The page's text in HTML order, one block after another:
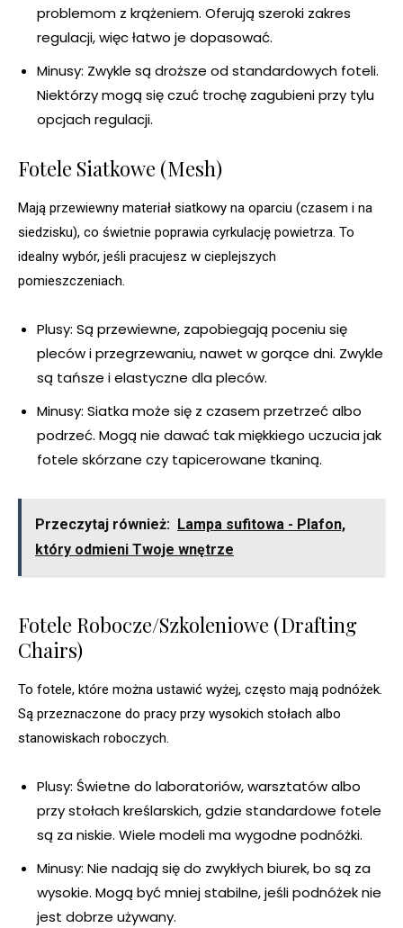
problemom z krążeniem. Oferują szeroki zakres
regulacji, więc łatwo je dopasować.
Minusy: Zwykle są droższe od standardowych foteli.
Niektórzy mogą się czuć trochę zagubieni przy tylu
opcjach regulacji.
Fotele Siatkowe (Mesh)
Mają przewiewny materiał siatkowy na oparciu (czasem i na
siedzisku), co świetnie poprawia cyrkulację powietrza. To
idealny wybór, jeśli pracujesz w cieplejszych
pomieszczeniach.
Plusy: Są przewiewne, zapobiegają poceniu się
pleców i przegrzewaniu, nawet w gorące dni. Zwykle
są tańsze i elastyczne dla pleców.
Minusy: Siatka może się z czasem przetrzeć albo
podrzeć. Mogą nie dawać tak miękkiego uczucia jak
fotele skórzane czy tapicerowane tkaniną.
Przeczytaj również: Lampa sufitowa - Plafon,
który odmieni Twoje wnętrze
Fotele Robocze/Szkoleniowe (Drafting
Chairs)
To fotele, które można ustawić wyżej, często mają podnóżek.
Są przeznaczone do pracy przy wysokich stołach albo
stanowiskach roboczych.
Plusy: Świetne do laboratoriów, warsztatów albo
przy stołach kreślarskich, gdzie standardowe fotele
są za niskie. Wiele modeli ma wygodne podnóżki.
Minusy: Nie nadają się do zwykłych biurek, bo są za
wysokie. Mogą być mniej stabilne, jeśli podnóżek nie
jest dobrze używany.